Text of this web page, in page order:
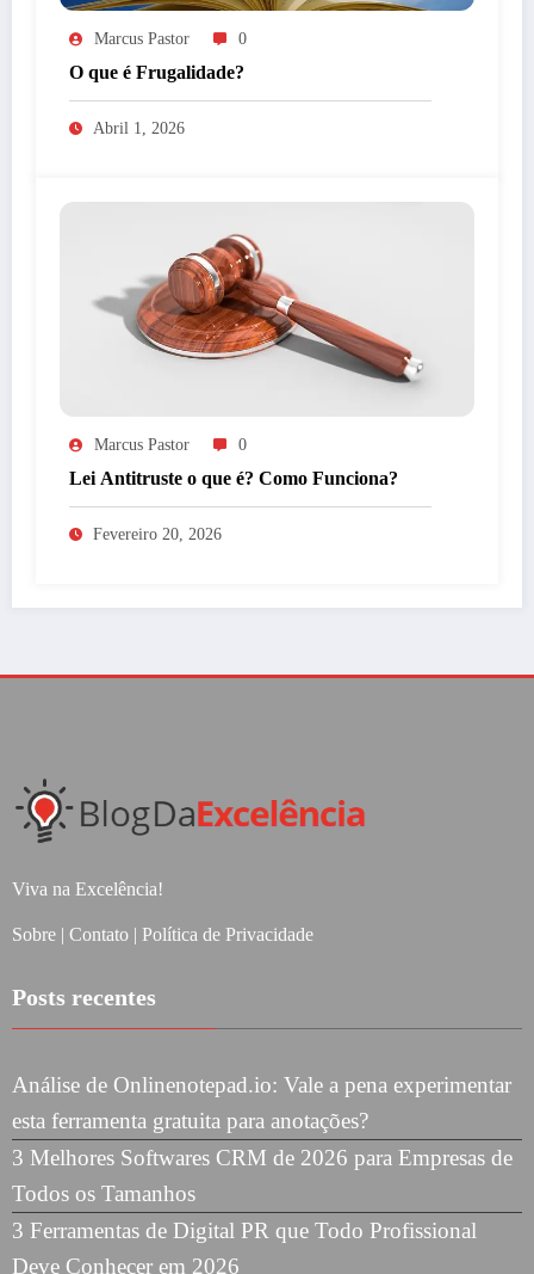
Marcus Pastor 0
O que é Frugalidade?
Abril 1, 2026
Marcus Pastor 0
Lei Antitruste o que é? Como Funciona?
Fevereiro 20, 2026
Viva na Excelência!
Sobre | Contato | Política de Privacidade
Posts recentes
Análise de Onlinenotepad.io: Vale a pena experimentar
esta ferramenta gratuita para anotações?
3 Melhores Softwares CRM de 2026 para Empresas de
Todos os Tamanhos
3 Ferramentas de Digital PR que Todo Profissional
Deve Conhecer em 2026